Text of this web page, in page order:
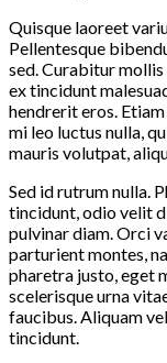
Quisque laoreet
Pellentesque
sed. Curabitur
ex tincidunt
hendrerit eros. Etiam
mi leo luctus nulla,
mauris volutpat,
Sed id rutrum nulla.
tincidunt, odio velit
pulvinar diam. Orci
parturient montes,
pharetra justo, eget
scelerisque urna
faucibus. Aliquam
tincidunt.